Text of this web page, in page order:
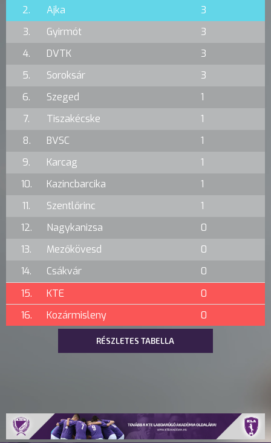
2.
Ajka
3
3.
Gyirmót
3
4.
DVTK
3
5.
Soroksár
3
6.
Szeged
1
7.
Tiszakécske
1
8.
BVSC
1
9.
Karcag
1
10.
Kazincbarcika
1
11.
Szentlőrinc
1
12.
Nagykanizsa
0
13.
Mezőkövesd
0
14.
Csákvár
0
15.
KTE
0
16.
Kozármisleny 0
RÉSZLETES TABELLA